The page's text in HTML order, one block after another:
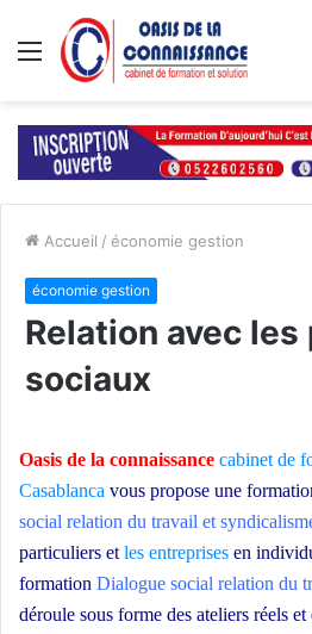
Menu
Accueil / économie gestion
économie gestion
Relation avec
sociaux
Oasis de la connaissance cabinet de
Casablanca vous propose une
social relation du travail et
particuliers et les entreprises en
formation Dialogue social relation du
déroule sous forme des ateliers réels